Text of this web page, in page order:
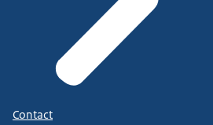
Contact